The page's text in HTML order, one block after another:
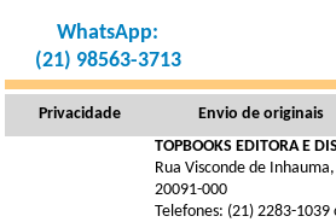
WhatsApp:
(21) 98563-3713
Privacidade Envio de originais
TOPBOOKS EDITORA E
Rua Visconde de
20091-000
Telefones: (21) 2283-